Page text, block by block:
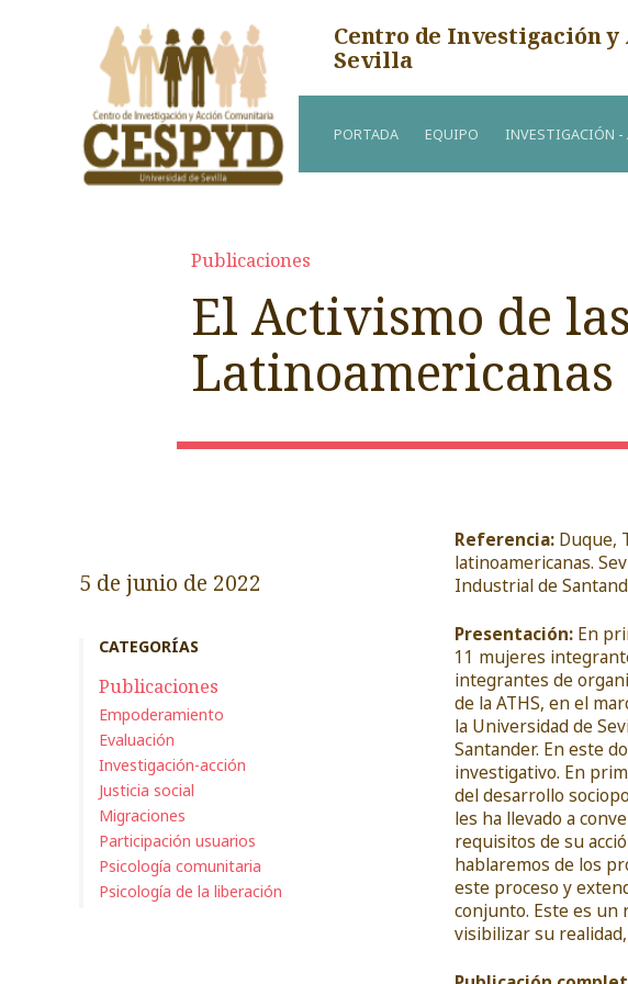
Centro de Investigación
Sevilla
PORTADA EQUIPO INVESTIGACIÓN -
Publicaciones
El Activismo de
5 de junio de 2022
CATEGORÍAS
Publicaciones
Empoderamiento
Evaluación
Investigación-acción
Justicia social
Migraciones
Participación usuarios
Psicología comunitaria
Psicología de la liberación
Referencia: Duque,
latinoamericanas.
Industrial de
Presentación: En
11 mujeres
integrantes de
de la ATHS, en el
la Universidad de
Santander. En este
investigativo. En
del desarrollo
les ha llevado a
requisitos de su
hablaremos de los
este proceso y
conjunto. Este es
visibilizar su